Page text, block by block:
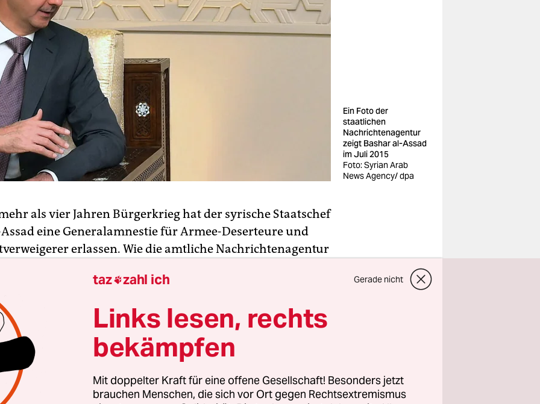
Ein Foto der
staatlichen
Nachrichtenagentur
zeigt Bashar al-Assad
im Juli 2015
Foto: Syrian Arab
News Agency/ dpa
als vier Jahren Bürgerkrieg hat der syrische Staatschef
eine Generalamnestie für Armee-Deserteure und
erlassen. Wie die amtliche Nachrichtenagentur
zwei Monaten bei den Behörden melden, um von
zu profitieren. Deserteure, die sich in Syrien aufhalten,
Monat Zeit bekommen. Eine Frist für
wurde nicht genannt.
der syrischen Armee sagte, die Amnestie gelte nicht für
nach ihrer Fahnenflucht an Kämpfen gegen die
taz zahl ich Gerade nicht
Links lesen, rechts
bekämpfen
Mit doppelter Kraft für eine offene Gesellschaft! Besonders jetzt
brauchen Menschen, die sich vor Ort gegen Rechtsextremismus